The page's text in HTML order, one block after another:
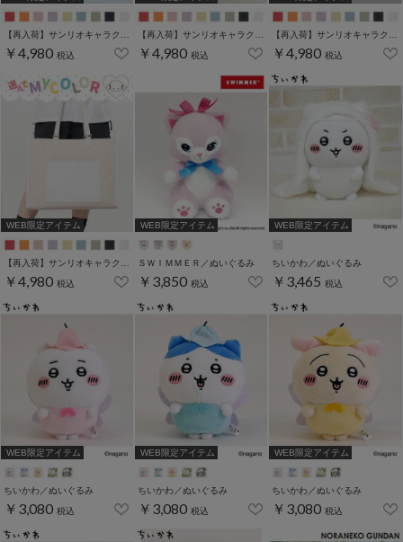
【再入荷】サンリオキャラクターズ／キャリーオントート
￥4,980 税込
【再入荷】サンリオキャラクターズ／キャリーオントート
￥4,980 税込
【再入荷】サンリオキャラクターズ／キャリーオントート
￥4,980 税込
WEB限定アイテム
￥4,980 税込
WEB限定アイテム
ＳＷＩＭＭＥＲ／ぬいぐるみ
￥3,850 税込
WEB限定アイテム
ちいかわ／ぬいぐるみ
￥3,465 税込
WEB限定アイテム
ちいかわ／ぬいぐるみ
￥3,080 税込
WEB限定アイテム
ちいかわ／ぬいぐるみ
￥3,080 税込
WEB限定アイテム
ちいかわ／ぬいぐるみ
￥3,080 税込